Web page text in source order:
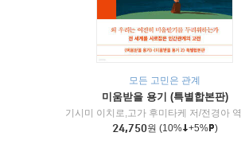
| 제이브리즈북스
모든 고민은 관계
미움받을 용기 (특별합본판)
기시미 이치로,고가 후미타케 저/전경아 역
24,750원 (10% +5% )